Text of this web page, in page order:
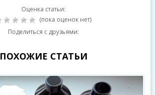
Оценка статьи:
(пока оценок нет)
Поделиться с друзьями:
ПОХОЖИЕ СТАТЬИ